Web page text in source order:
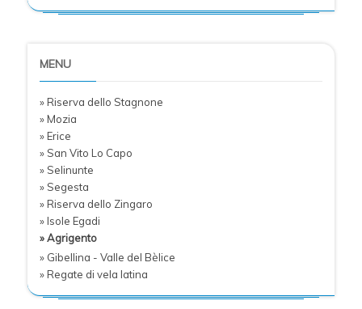
MENU
» Riserva dello Stagnone
» Mozia
» Erice
» San Vito Lo Capo
» Selinunte
» Segesta
» Riserva dello Zingaro
» Isole Egadi
» Agrigento
» Gibellina - Valle del Bèlice
» Regate di vela latina